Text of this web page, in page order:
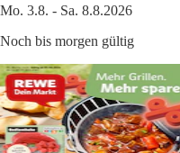
Mo. 3.8. - Sa. 8.8.2026
Noch bis morgen gültig